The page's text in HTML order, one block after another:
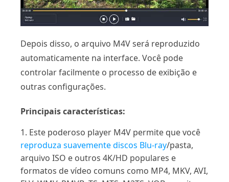
Depois disso, o arquivo M4V será reproduzido
automaticamente na interface. Você pode
controlar facilmente o processo de exibição e
outras configurações.
Principais características:
1. Este poderoso player M4V permite que você
reproduza suavemente discos Blu-ray/pasta,
arquivo ISO e outros 4K/HD populares e
formatos de vídeo comuns como MP4, MKV, AVI,